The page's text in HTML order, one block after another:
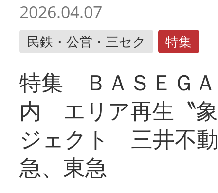
2026.04.07
民鉄・公営・三セク 特集
特集 ＢＡＳＥＧ
内 エリア再生〝
ジェクト 三井不
急、東急